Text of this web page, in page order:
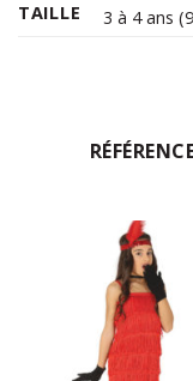
TAILLE
3 à 4 ans